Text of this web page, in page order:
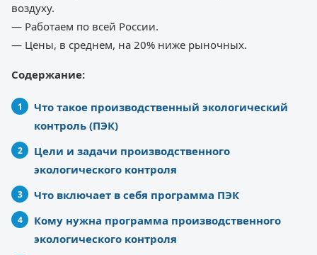
воздуху.
— Работаем по всей России.
— Цены, в среднем, на 20% ниже рыночных.
Содержание:
Что такое производственный экологический
контроль (ПЭК)
Цели и задачи производственного
экологического контроля
Что включает в себя программа ПЭК
Кому нужна программа производственного
экологического контроля